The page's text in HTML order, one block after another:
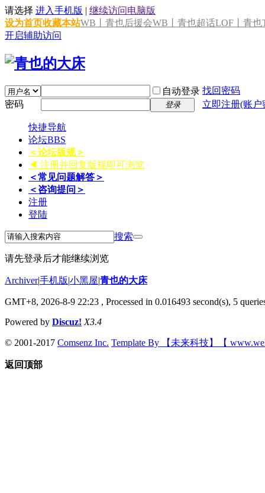
请选择 进入手机版 | 继续访问电脑版
设为首页收藏本站WB丨青也后援会WB丨青也超话LOF丨青也
开启辅助访问
自动登录 找回密码
密码
登录 立即注册(账
快捷导航
论坛BBS
＜论坛版规＞
◀ 注册并回复版规即可浏览
＜常见问题解答＞
＜咨询提问＞
注册
登陆
搜索
请先登录后才能继续浏览
Archiver|手机版|小黑屋|青也的大床
GMT+8, 2026-8-9 22:23 , Processed in 0.016493 second(s), 5
Powered by Discuz! X3.4
© 2001-2017 Comsenz Inc. Template By 【未来科技】【
返回顶部